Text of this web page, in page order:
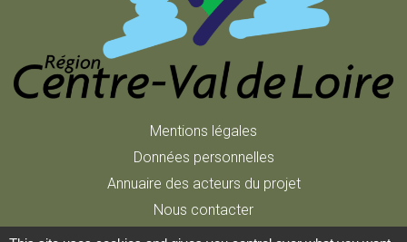
Mentions légales
Données personnelles
Annuaire des acteurs du projet
Nous contacter